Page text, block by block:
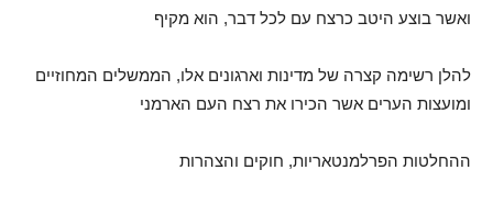
ואשר בוצע היטב כרצח עם לכל דבר, הוא מקיף
להלן רשימה קצרה של מדינות וארגונים אלו, הממשלים המחוזיים
ומועצות הערים אשר הכירו את רצח העם הארמני
ההחלטות הפרלמנטאריות, חוקים והצהרות